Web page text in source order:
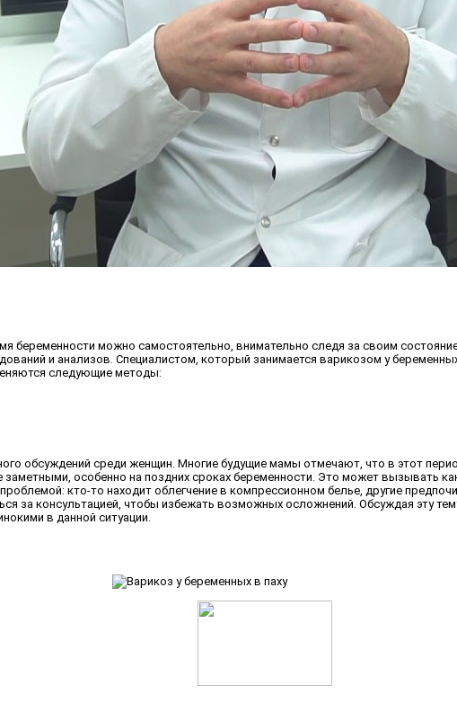
беременности можно самостоятельно, внимательно следя за своим
и анализов. Специалистом, который занимается варикозом у
следующие методы:
обсуждений среди женщин. Многие будущие мамы отмечают, что в этот
особенно на поздних сроках беременности. Это может вызывать
кто-то находит облегчение в компрессионном белье, другие
за консультацией, чтобы избежать возможных осложнений. Обсуждая эту
в данной ситуации.